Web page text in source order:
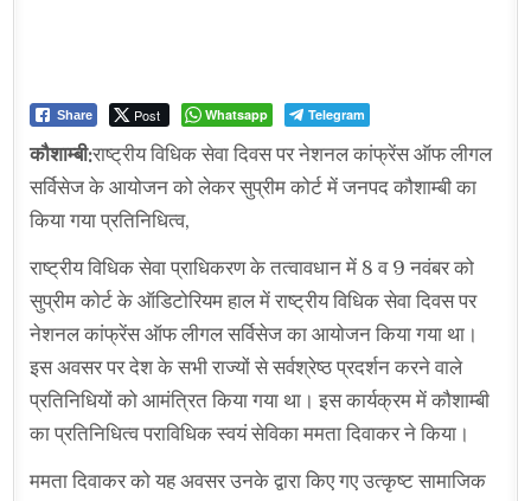
Share Post Whatsapp Telegram
कौशाम्बी:राष्ट्रीय विधिक सेवा दिवस पर नेशनल कांफ्रेंस ऑफ लीगल
सर्विसेज के आयोजन को लेकर सुप्रीम कोर्ट में जनपद कौशाम्बी का
किया गया प्रतिनिधित्व,
राष्ट्रीय विधिक सेवा प्राधिकरण के तत्वावधान में 8 व 9 नवंबर को
सुप्रीम कोर्ट के ऑडिटोरियम हाल में राष्ट्रीय विधिक सेवा दिवस पर
नेशनल कांफ्रेंस ऑफ लीगल सर्विसेज का आयोजन किया गया था।
इस अवसर पर देश के सभी राज्यों से सर्वश्रेष्ठ प्रदर्शन करने वाले
प्रतिनिधियों को आमंत्रित किया गया था। इस कार्यक्रम में कौशाम्बी
का प्रतिनिधित्व पराविधिक स्वयं सेविका ममता दिवाकर ने किया।
ममता दिवाकर को यह अवसर उनके द्वारा किए गए उत्कृष्ट सामाजिक